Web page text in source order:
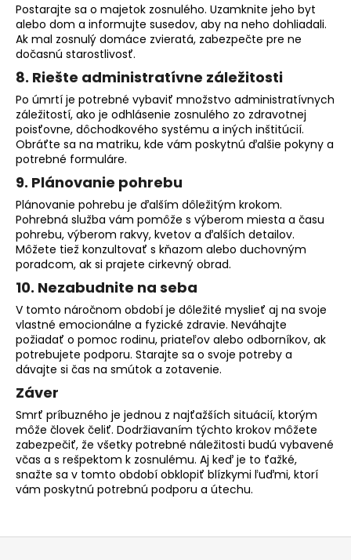
Postarajte sa o majetok zosnulého. Uzamknite jeho byt
alebo dom a informujte susedov, aby na neho dohliadali.
Ak mal zosnulý domáce zvieratá, zabezpečte pre ne
dočasnú starostlivosť.
8. Riešte administratívne záležitosti
Po úmrtí je potrebné vybaviť množstvo administratívnych
záležitostí, ako je odhlásenie zosnulého zo zdravotnej
poisťovne, dôchodkového systému a iných inštitúcií.
Obráťte sa na matriku, kde vám poskytnú ďalšie pokyny a
potrebné formuláre.
9. Plánovanie pohrebu
Plánovanie pohrebu je ďalším dôležitým krokom.
Pohrebná služba vám pomôže s výberom miesta a času
pohrebu, výberom rakvy, kvetov a ďalších detailov.
Môžete tiež konzultovať s kňazom alebo duchovným
poradcom, ak si prajete cirkevný obrad.
10. Nezabudnite na seba
V tomto náročnom období je dôležité myslieť aj na svoje
vlastné emocionálne a fyzické zdravie. Neváhajte
požiadať o pomoc rodinu, priateľov alebo odborníkov, ak
potrebujete podporu. Starajte sa o svoje potreby a
dávajte si čas na smútok a zotavenie.
Záver
Smrť príbuzného je jednou z najťažších situácií, ktorým
môže človek čeliť. Dodržiavaním týchto krokov môžete
zabezpečiť, že všetky potrebné náležitosti budú vybavené
včas a s rešpektom k zosnulému. Aj keď je to ťažké,
snažte sa v tomto období obklopiť blízkymi ľuďmi, ktorí
vám poskytnú potrebnú podporu a útechu.
Z